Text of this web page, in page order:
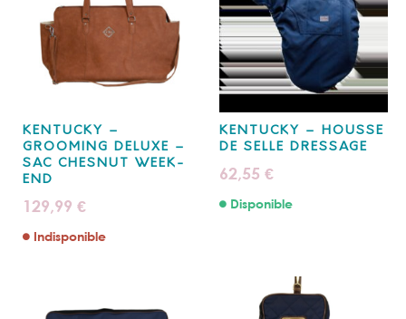
KENTUCKY –
GROOMING DELUXE –
SAC CHESNUT WEEK-
END
129,99 €
Indisponible
KENTUCKY – HOUSSE
DE SELLE DRESSAGE
62,55 €
Disponible